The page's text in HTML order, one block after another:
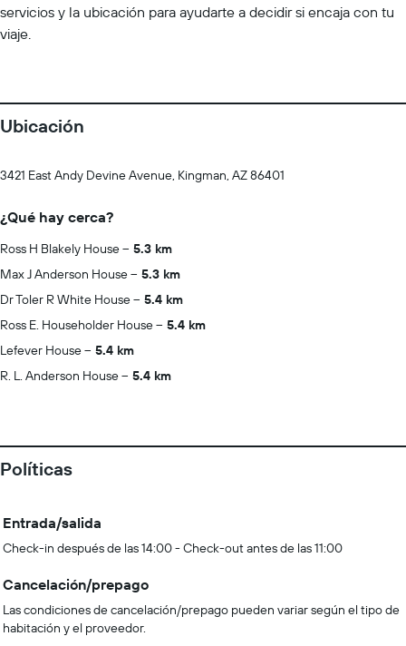
servicios y la ubicación para ayudarte a decidir si encaja con tu
viaje.
Ubicación
3421 East Andy Devine Avenue, Kingman, AZ 86401
¿Qué hay cerca?
Ross H Blakely House
5.3 km
Max J Anderson House
5.3 km
Dr Toler R White House
5.4 km
Ross E. Householder House
5.4 km
Lefever House
5.4 km
R. L. Anderson House
5.4 km
Políticas
Entrada/salida
Check-in después de las 14:00 - Check-out antes de las 11:00
Cancelación/prepago
Las condiciones de cancelación/prepago pueden variar según el tipo de
habitación y el proveedor.